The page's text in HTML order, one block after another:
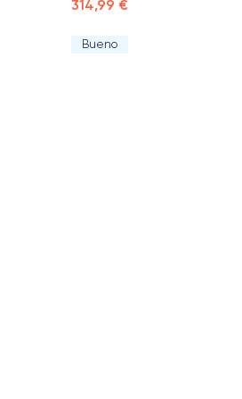
314,99 €
Bueno